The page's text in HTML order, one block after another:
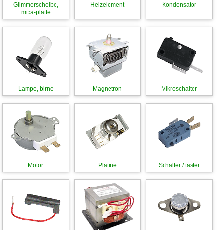
Glimmerscheibe,
mica-platte
Heizelement Kondensator
Lampe, birne Magnetron Mikroschalter
Motor Platine Schalter / taster